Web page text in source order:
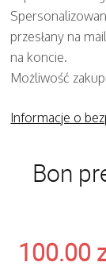
przesłany na
na koncie.
Możliwość
Informacje o
Bon
100.00